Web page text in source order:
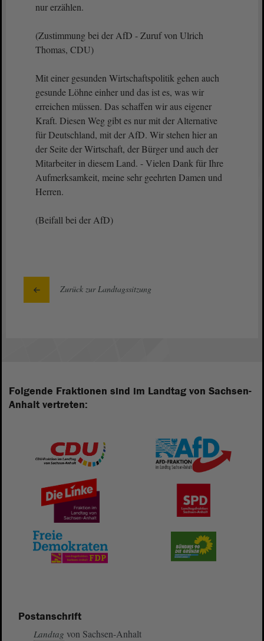
nur erzählen.
(Zustimmung bei der AfD - Zuruf von Ulrich
Thomas, CDU)
Mit einer gesunden Wirtschaftspolitik gehen auch
gesunde Löhne einher und das ist es, was wir
erreichen müssen. Das schaffen wir aus eigener
Kraft. Diesen Weg gibt es nur mit der Alternative
für Deutschland, mit der AfD. Wir stehen hier an
der Seite der Wirtschaft, der Bürger und auch der
Mitarbeiter in diesem Land. - Vielen Dank für Ihre
Aufmerksamkeit, meine sehr geehrten Damen und
Herren.
(Beifall bei der AfD)
Zurück zur Landtagssitzung
Folgende Fraktionen sind im Landtag von Sachsen-
Anhalt vertreten:
Postanschrift
Landtag von Sachsen-Anhalt